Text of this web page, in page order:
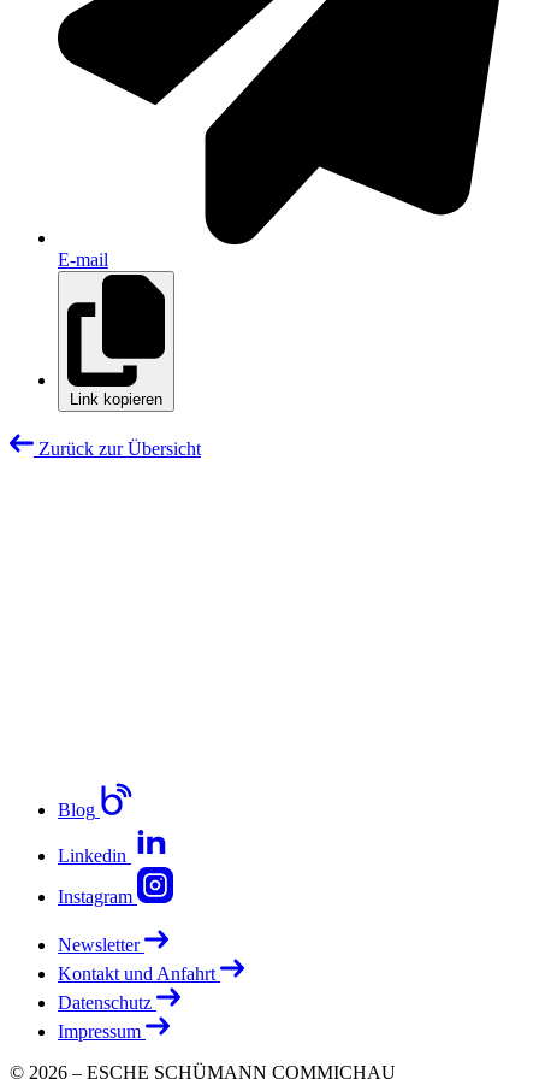
E-mail
Link kopieren
Zurück zur Übersicht
Blog
Linkedin
Instagram
Newsletter
Kontakt und Anfahrt
Datenschutz
Impressum
© 2026 – ESCHE SCHÜMANN COMMICHAU